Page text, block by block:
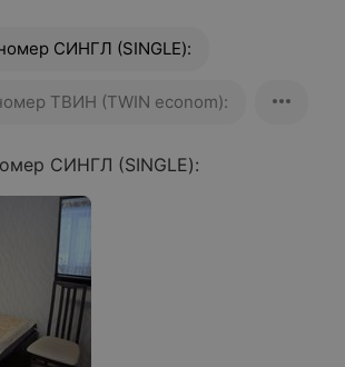
СИНГЛ (SINGLE):
ТВИН (TWIN econom):
СИНГЛ (SINGLE):